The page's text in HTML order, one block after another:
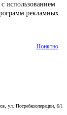
использованием
рекламных
Понятно
ул. Потребкооперации, 6/1